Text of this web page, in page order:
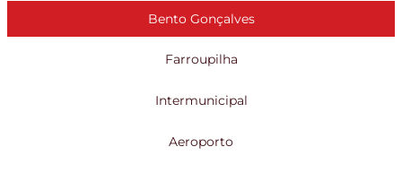
Bento Gonçalves
Farroupilha
Intermunicipal
Aeroporto